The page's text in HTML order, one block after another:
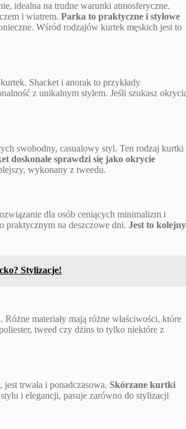
idealna na trudne warunki atmosferyczne.
i wiatrem.Parka to praktyczne i stylowe
Wśród rodzajów kurtek męskich jest to
Shacket i anorak to przykłady
z unikalnym stylem. Jeśli szukasz
swobodny, casualowy styl. Ten rodzaj kurtki
doskonale sprawdzi się jako okrycie
wykonany z tweedu.
dla osób ceniących minimalizm i
praktycznym na deszczowe dni.Jest to kolejny
Stylizacje!
materiały mają różne właściwości, które
tweed czy dżins to tylko niektóre z
trwała i ponadczasowa. Skórzane kurtki
i elegancji, pasuje zarówno do stylizacji